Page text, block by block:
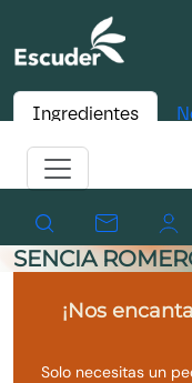
Ingredientes
SENCIA
¡Nos
Solo necesitas un